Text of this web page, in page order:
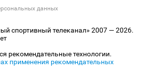
данных
спортивный телеканал» 2007 — 2026.
рекомендательные технологии.
применения рекомендательных